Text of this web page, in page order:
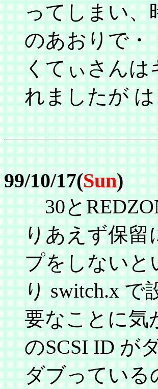
ってしまい
のあおりで・
くてぃさんは
れましたが
99/10/17(Sun)
30と
りあえず保留
プをしないと
り switch.x
要なことに気
のSCSI ID が
ダブっている